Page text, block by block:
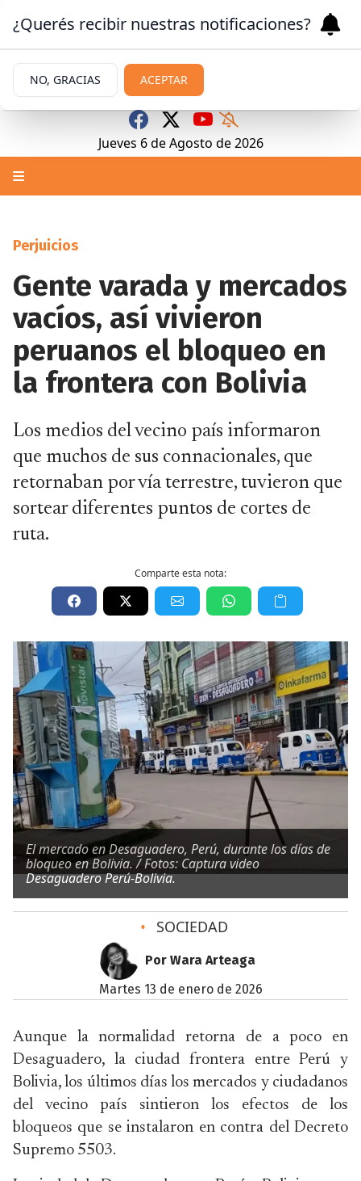
Jueves 6 de Agosto de 2026
Perjuicios
Gente varada y mercados
vacíos, así vivieron
peruanos el bloqueo en
la frontera con Bolivia
Los medios del vecino país informaron
que muchos de sus connacionales, que
retornaban por vía terrestre, tuvieron que
sortear diferentes puntos de cortes de
ruta.
Comparte esta nota:
El mercado en Desaguadero, Perú, durante los días de
bloqueo en Bolivia. / Fotos: Captura video
Desaguadero Perú-Bolivia.
• SOCIEDAD
Por Wara Arteaga
martes 13 de enero de 2026
Aunque la normalidad retorna de a poco en
Desaguadero, la ciudad frontera entre Perú y
Bolivia, los últimos días los mercados y ciudadanos
del vecino país sintieron los efectos de los
bloqueos que se instalaron en contra del Decreto
Supremo 5503.
¿Querés recibir nuestras notificaciones?
NO, GRACIAS ACEPTAR